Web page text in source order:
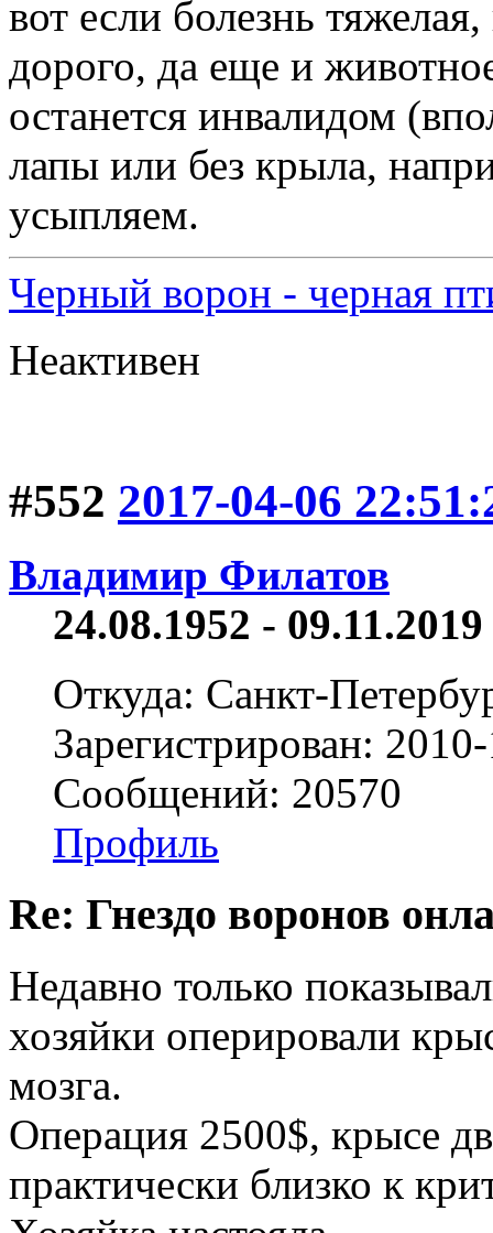
вот если болезнь
дорого, да еще и
останется инвалидом
лапы или без крыла,
усыпляем.
Черный ворон - черная
Неактивен
#552 2017-04-06
Владимир Филатов
24.08.1952 -
Откуда: Санкт-
Зарегистрирован:
Сообщений: 20570
Профиль
Re: Гнездо воронов
Недавно только
хозяйки оперировали
мозга.
Операция 2500$, крысе
практически близко к